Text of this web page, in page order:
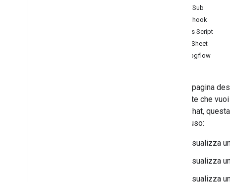
Pub/Sub
Webhook
Apps Script
AppSheet
Dialogflow
Questa pagina
esistente che
app di chat,
caso d'uso:
Visualizza
Visualizza
Visualizza